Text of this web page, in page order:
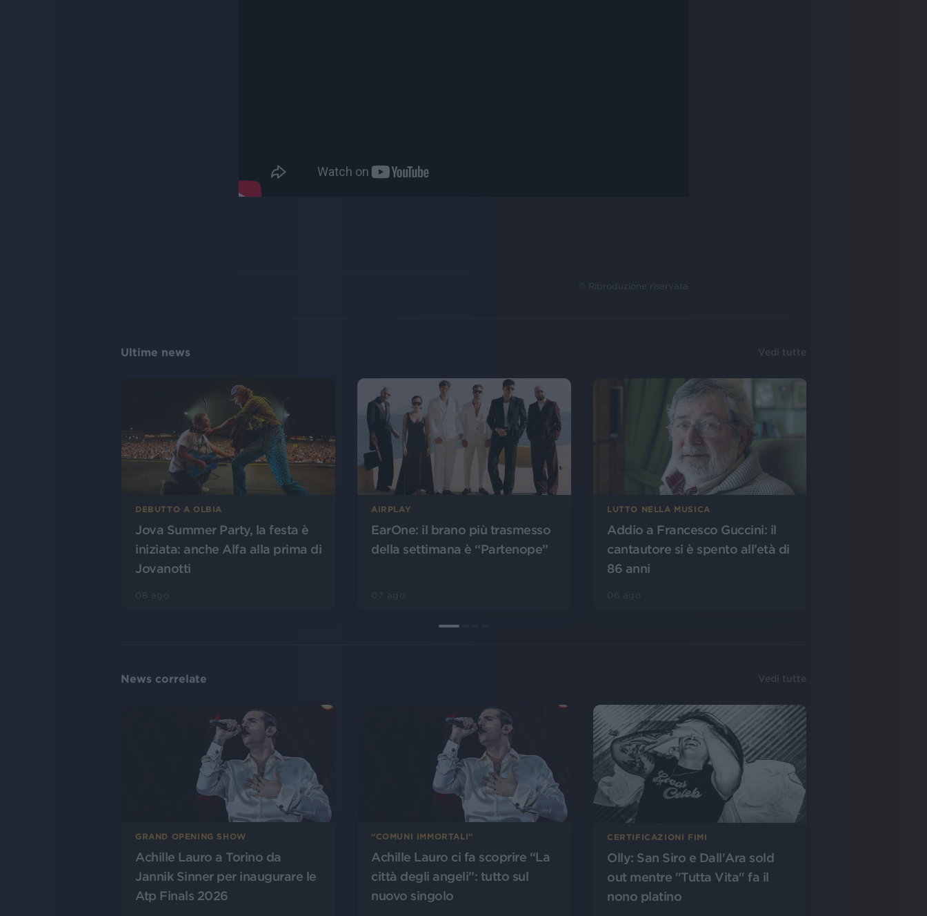
© Riproduzione riservata
Ultime news Vedi tutte
DEBUTTO A OLBIA
Jova Summer Party, la festa è
iniziata: anche Alfa alla prima di
Jovanotti
AIRPLAY
EarOne: il brano più trasmesso
della settimana è “Partenope”
LUTTO NELLA MUSICA
Addio a Francesco Guccini: il
cantautore si è spento all’età di
86 anni
News correlate Vedi tutte
GRAND OPENING SHOW
Achille Lauro a Torino da
Jannik Sinner per inaugurare le
Atp Finals 2026
“COMUNI IMMORTALI”
Achille Lauro ci fa scoprire “La
città degli angeli”: tutto sul
nuovo singolo
CERTIFICAZIONI FIMI
Olly: San Siro e Dall'Ara sold
out mentre "Tutta Vita" fa il
nono platino